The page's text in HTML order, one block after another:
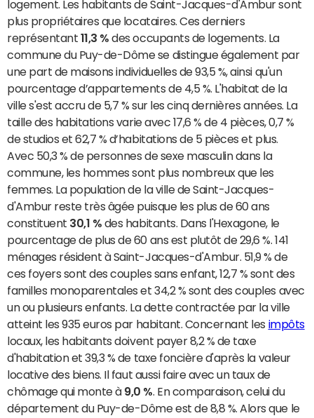
logement. Les habitants de Saint-Jacques-d'Ambur sont
plus propriétaires que locataires. Ces derniers
représentant 11,3 % des occupants de logements. La
commune du Puy-de-Dôme se distingue également par
une part de maisons individuelles de 93,5 %, ainsi qu'un
pourcentage d’appartements de 4,5 %. L'habitat de la
ville s'est accru de 5,7 % sur les cinq dernières années. La
taille des habitations varie avec 17,6 % de 4 pièces, 0,7 %
de studios et 62,7 % d’habitations de 5 pièces et plus.
Avec 50,3 % de personnes de sexe masculin dans la
commune, les hommes sont plus nombreux que les
femmes. La population de la ville de Saint-Jacques-
d'Ambur reste très âgée puisque les plus de 60 ans
constituent 30,1 % des habitants. Dans l'Hexagone, le
pourcentage de plus de 60 ans est plutôt de 29,6 %. 141
ménages résident à Saint-Jacques-d'Ambur. 51,9 % de
ces foyers sont des couples sans enfant, 12,7 % sont des
familles monoparentales et 34,2 % sont des couples avec
un ou plusieurs enfants. La dette contractée par la ville
atteint les 935 euros par habitant. Concernant les impôts
locaux, les habitants doivent payer 8,2 % de taxe
d'habitation et 39,3 % de taxe foncière d'après la valeur
locative des biens. Il faut aussi faire avec un taux de
chômage qui monte à 9,0 % . En comparaison, celui du
département du Puy-de-Dôme est de 8,8 %. Alors que le